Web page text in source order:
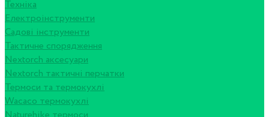
Техніка
Електроінструменти
Садові інструменти
Тактичне спорядження
Nextorch аксесуари
Nextorch тактичні перчатки
Термоси та термокухлі
Wacaco термокухлі